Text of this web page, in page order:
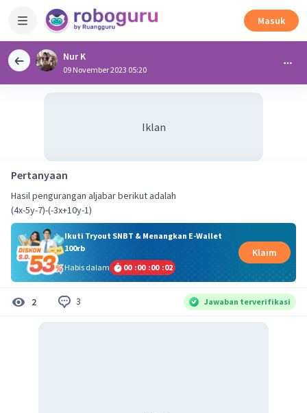
Masuk
Nur K
09 November 2023 05:20
Iklan
Pertanyaan
Hasil pengurangan aljabar berikut adalah
(4x-5y-7)-(-3x+10y-1)
Ikuti Tryout SNBT & Menangkan E-Wallet
100rb
Habis dalam
00 :00 :00 :02
Klaim
2 3 Jawaban terverifikasi